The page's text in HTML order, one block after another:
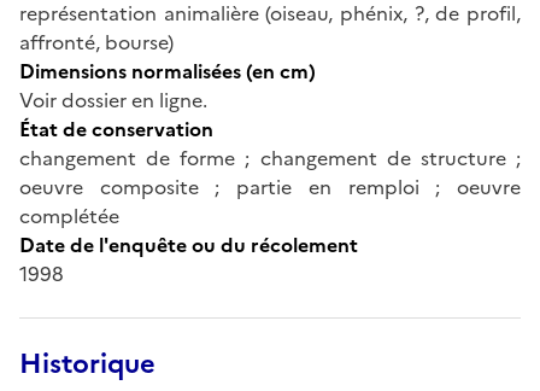
représentation animalière (oiseau, phénix, ?, de profil,
affronté, bourse)
Dimensions normalisées (en cm)
Voir dossier en ligne.
État de conservation
changement de forme ; changement de structure ;
oeuvre composite ; partie en remploi ; oeuvre
complétée
Date de l'enquête ou du récolement
1998
Historique